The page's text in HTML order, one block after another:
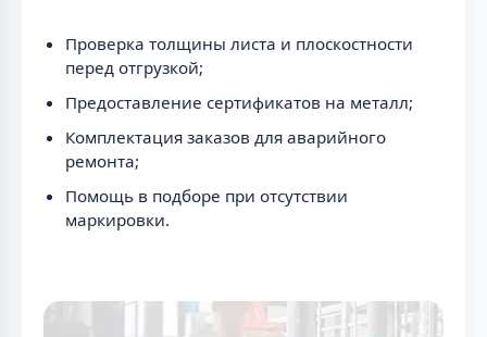
Проверка толщины листа и плоскостности
перед отгрузкой;
Предоставление сертификатов на металл;
Комплектация заказов для аварийного
ремонта;
Помощь в подборе при отсутствии
маркировки.